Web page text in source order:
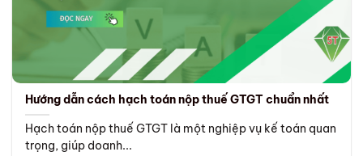
Hướng dẫn cách hạch toán nộp thuế GTGT chuẩn nhất
Hạch toán nộp thuế GTGT là một nghiệp vụ kế toán quan
trọng, giúp doanh...